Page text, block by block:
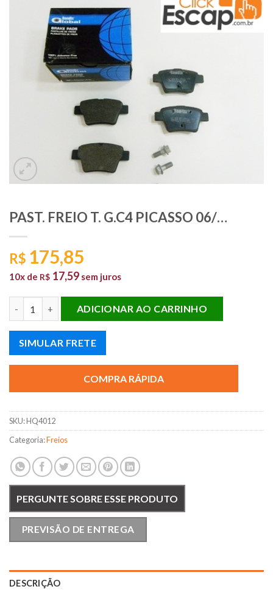
PAST. FREIO T. G.C4 PICASSO 06/…
R$ 175,85
10x de R$ 17,59 sem juros
ADICIONAR AO CARRINHO
SIMULAR FRETE
COMPRA RÁPIDA
SKU:HQ4012
Categoria:Freios
PERGUNTE SOBRE ESSE PRODUTO
PREVISÃO DE ENTREGA
DESCRIÇÃO